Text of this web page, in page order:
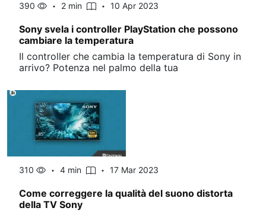
390 2 min 10 Apr 2023
Sony svela i controller PlayStation che possono
cambiare la temperatura
Il controller che cambia la temperatura di Sony in
arrivo? Potenza nel palmo della tua
310 4 min 17 Mar 2023
Come correggere la qualità del suono distorta
della TV Sony